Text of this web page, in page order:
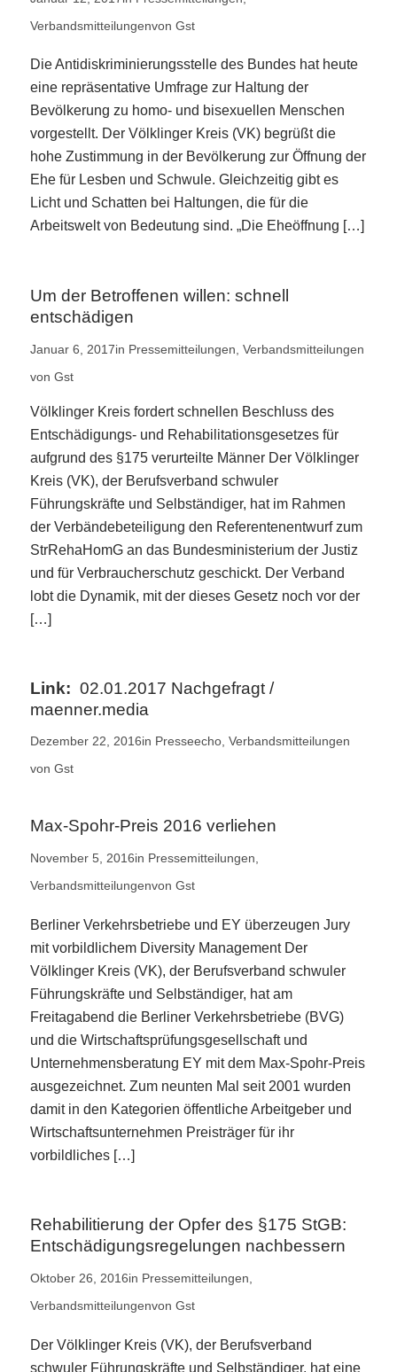
Verbandsmitteilungenvon Gst
Die Antidiskriminierungsstelle des Bundes hat heute
eine repräsentative Umfrage zur Haltung der
Bevölkerung zu homo- und bisexuellen Menschen
vorgestellt. Der Völklinger Kreis (VK) begrüßt die
hohe Zustimmung in der Bevölkerung zur Öffnung der
Ehe für Lesben und Schwule. Gleichzeitig gibt es
Licht und Schatten bei Haltungen, die für die
Arbeitswelt von Bedeutung sind. „Die Eheöffnung […]
Um der Betroffenen willen: schnell
entschädigen
Januar 6, 2017in Pressemitteilungen Verbandsmitteilungen
von Gst
Völklinger Kreis fordert schnellen Beschluss des
Entschädigungs- und Rehabilitationsgesetzes für
aufgrund des §175 verurteilte Männer Der Völklinger
Kreis (VK), der Berufsverband schwuler
Führungskräfte und Selbständiger, hat im Rahmen
der Verbändebeteiligung den Referentenentwurf zum
StrRehaHomG an das Bundesministerium der Justiz
und für Verbraucherschutz geschickt. Der Verband
lobt die Dynamik, mit der dieses Gesetz noch vor der
[…]
02.01.2017 Nachgefragt /
maenner.media
Dezember 22, 2016in Presseecho, Verbandsmitteilungen
von Gst
Max-Spohr-Preis 2016 verliehen
November 5, 2016in Pressemitteilungen
Verbandsmitteilungenvon Gst
Berliner Verkehrsbetriebe und EY überzeugen Jury
mit vorbildlichem Diversity Management Der
Völklinger Kreis (VK), der Berufsverband schwuler
Führungskräfte und Selbständiger, hat am
Freitagabend die Berliner Verkehrsbetriebe (BVG)
und die Wirtschaftsprüfungsgesellschaft und
Unternehmensberatung EY mit dem Max-Spohr-Preis
ausgezeichnet. Zum neunten Mal seit 2001 wurden
damit in den Kategorien öffentliche Arbeitgeber und
Wirtschaftsunternehmen Preisträger für ihr
vorbildliches […]
Rehabilitierung der Opfer des §175 StGB:
Entschädigungsregelungen nachbessern
Oktober 26, 2016in Pressemitteilungen,
Verbandsmitteilungenvon Gst
Der Völklinger Kreis (VK), der Berufsverband
schwuler Führungskräfte und Selbständiger, hat eine